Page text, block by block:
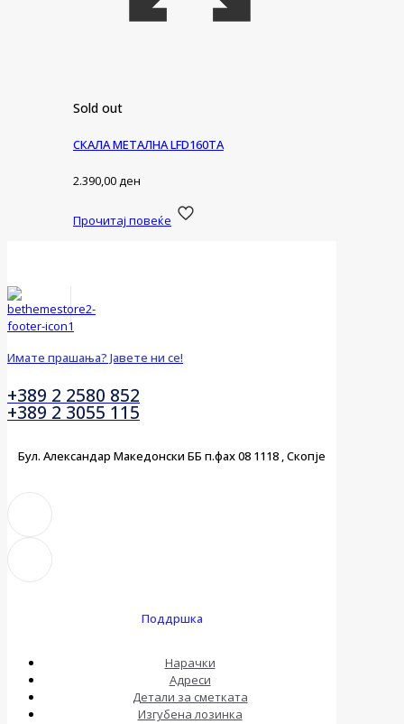
Sold out
СКАЛА МЕТАЛНА LFD160TA
2.390,00ден
Прочитај повеќе
Имате прашања? Јавете ни се!
+389 2 2580 852
+389 2 3055 115
Бул. Александар Македонски ББ п.фах 08 1118 , Скопје
Поддршка
Нарачки
Адреси
Детали за сметката
Изгубена лозинка